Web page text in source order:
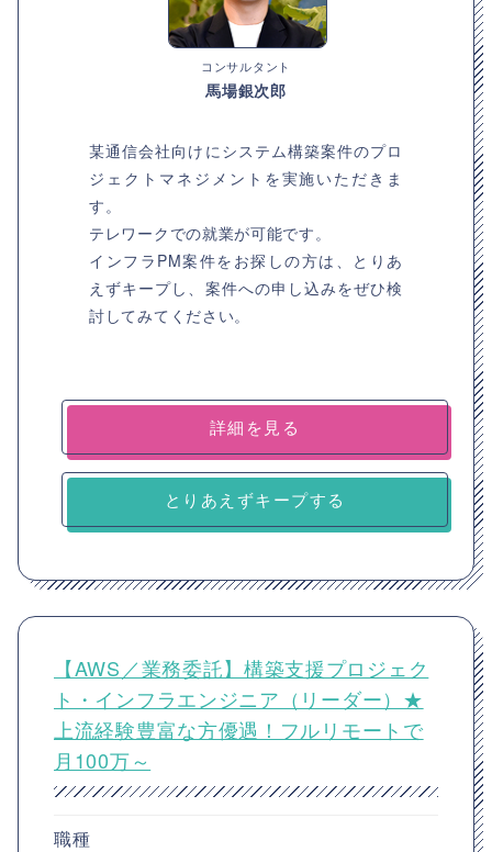
コンサルタント
馬場銀次郎
某通信会社向けにシステム構築案件のプロ
ジェクトマネジメントを実施いただきま
す。
テレワークでの就業が可能です。
インフラPM案件をお探しの方は、とりあ
えずキープし、案件への申し込みをぜひ検
討してみてください。
詳細を見る
とりあえずキープする
【AWS／業務委託】構築支援プロジェク
ト・インフラエンジニア（リーダー）★
上流経験豊富な方優遇！フルリモートで
月100万～
職種